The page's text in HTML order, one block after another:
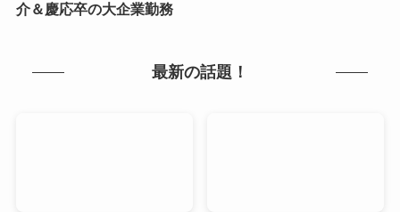
介＆慶応卒の大企業勤務
最新の話題！